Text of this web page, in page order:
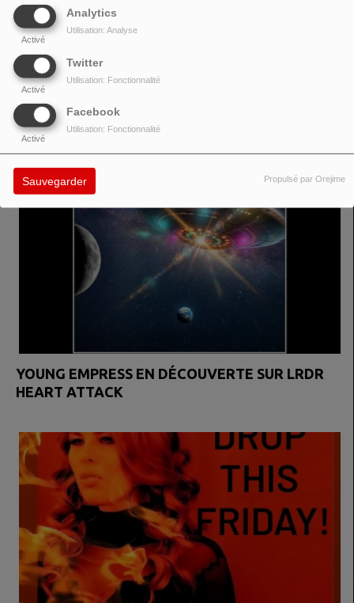
Analytics
Activé
Utilisation: Analyse
Twitter
Activé
Utilisation: Fonctionnalité
Facebook
Activé
Utilisation: Fonctionnalité
Sauvegarder Propulsé par Orejime
cinématographique, mêlant introspection et optimisme dans une énergie
irrésistible pour le dancefloor. Extrait du prochain album d'Andrews, prévu
VOIR AUSSI
YOUNG EMPRESS EN DÉCOUVERTE SUR LRDR
HEART ATTACK